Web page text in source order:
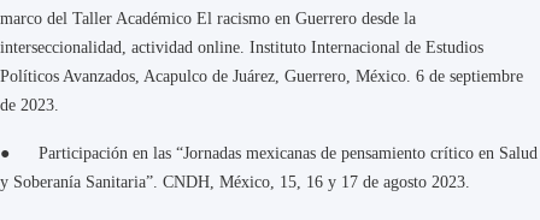
marco del Taller Académico El racismo en Guerrero desde la
interseccionalidad, actividad online. Instituto Internacional de Estudios
Políticos Avanzados, Acapulco de Juárez, Guerrero, México. 6 de septiembre
de 2023.
● Participación en las “Jornadas mexicanas de pensamiento crítico en Salud
y Soberanía Sanitaria”. CNDH, México, 15, 16 y 17 de agosto 2023.